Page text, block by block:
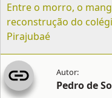
Entre o morro, o
reconstrução do
Pirajubaé
Pedro de